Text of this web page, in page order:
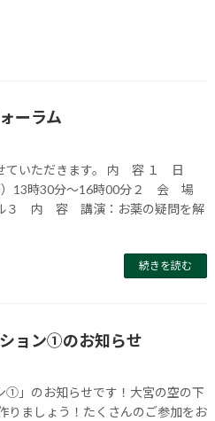
ーラム
ていただきます。 内 容 １ 日
）13時30分～16時00分２ 会 場
３ 内 容 講演：お薬の疑問を解
続きを読む
ション①のお知らせ
①」のお知らせです！大宮の空の下
りましょう！たくさんのご参加をお